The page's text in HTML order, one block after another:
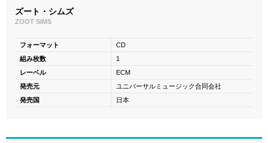
ズート・シムズ
ZOOT SIMS
フォーマット
CD
組み枚数
1
レーベル
ECM
発売元
ユニバーサルミュージック合同会社
発売国
日本